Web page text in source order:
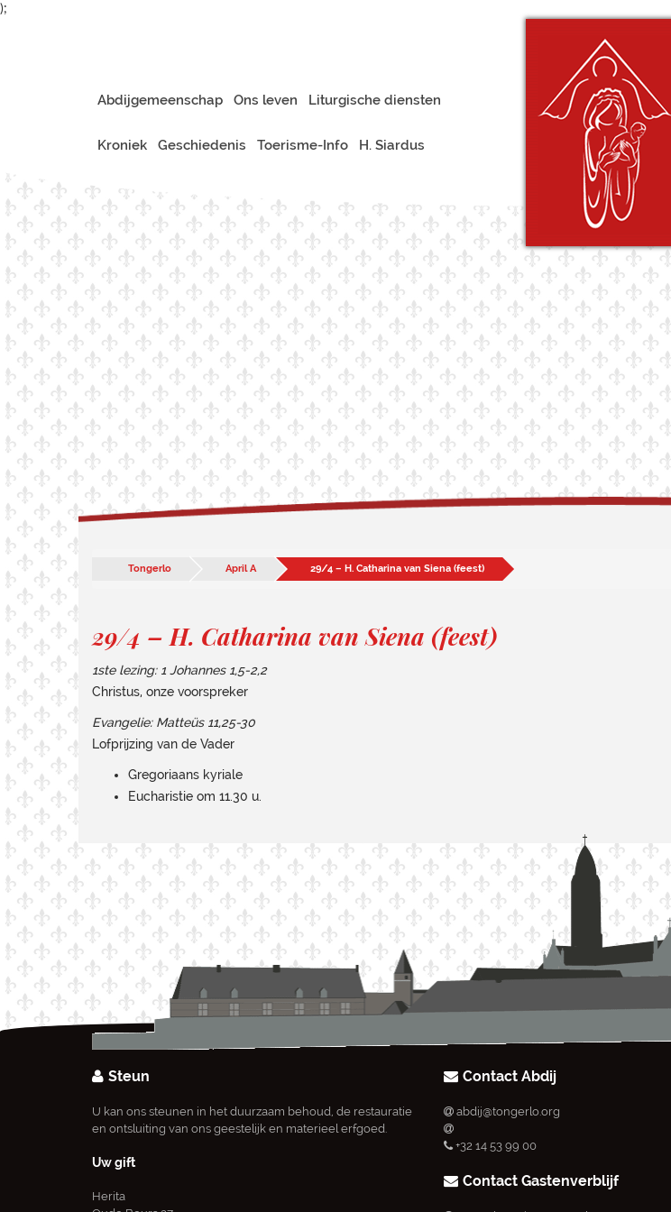
);
Abdijgemeenschap Ons leven Liturgische diensten
Kroniek Geschiedenis Toerisme-Info H. Siardus
Tongerlo April A 29/4 – H. Catharina van Siena (feest)
29/4 – H. Catharina van Siena (feest)
1ste lezing: 1 Johannes 1,5-2,2
Christus, onze voorspreker
Evangelie: Matteüs 11,25-30
Lofprijzing van de Vader
Gregoriaans kyriale
Eucharistie om 11.30 u.
Steun
U kan ons steunen in het duurzaam behoud, de restauratie
en ontsluiting van ons geestelijk en materieel erfgoed.
Uw gift
Herita
Contact Abdij
abdij@tongerlo.org
+32 14 53 99 00
Contact Gastenverblijf